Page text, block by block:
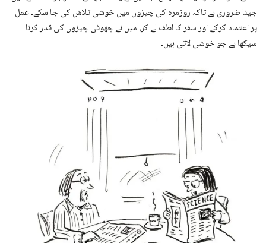
جینا ضروری ہے تاکہ روزمرہ کی چیزوں میں خوشی تلاش کی جا سکے۔ عمل
پر اعتماد کرکے اور سفر کا لطف لے کر، میں نے چھوٹی چیزوں کی قدر کرنا
سیکھا ہے جو خوشی لاتی ہیں۔